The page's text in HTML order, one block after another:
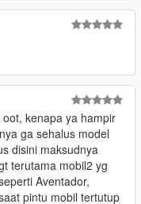
kenapa ya hampir
ga sehalus model
disini maksudnya
terutama mobil2 yg
Aventador,
pintu mobil tertutup